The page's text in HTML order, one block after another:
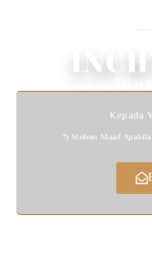
Kepada
*) Mohon Maaf